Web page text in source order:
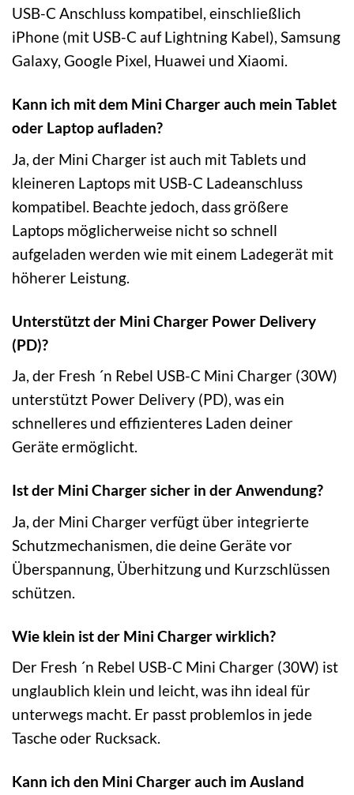
USB-C Anschluss kompatibel, einschließlich
iPhone (mit USB-C auf Lightning Kabel), Samsung
Galaxy, Google Pixel, Huawei und Xiaomi.
Kann ich mit dem Mini Charger auch mein Tablet
oder Laptop aufladen?
Ja, der Mini Charger ist auch mit Tablets und
kleineren Laptops mit USB-C Ladeanschluss
kompatibel. Beachte jedoch, dass größere
Laptops möglicherweise nicht so schnell
aufgeladen werden wie mit einem Ladegerät mit
höherer Leistung.
Unterstützt der Mini Charger Power Delivery
(PD)?
Ja, der Fresh ´n Rebel USB-C Mini Charger (30W)
unterstützt Power Delivery (PD), was ein
schnelleres und effizienteres Laden deiner
Geräte ermöglicht.
Ist der Mini Charger sicher in der Anwendung?
Ja, der Mini Charger verfügt über integrierte
Schutzmechanismen, die deine Geräte vor
Überspannung, Überhitzung und Kurzschlüssen
schützen.
Wie klein ist der Mini Charger wirklich?
Der Fresh ´n Rebel USB-C Mini Charger (30W) ist
unglaublich klein und leicht, was ihn ideal für
unterwegs macht. Er passt problemlos in jede
Tasche oder Rucksack.
Kann ich den Mini Charger auch im Ausland